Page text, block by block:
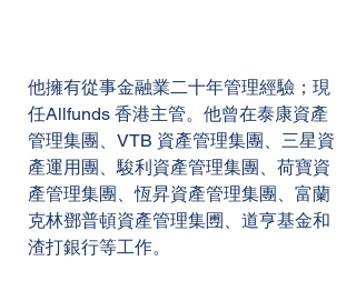
他擁有從事金融業二十年管理經驗；現
任Allfunds 香港主管。他曾在泰康資產
管理集團、VTB 資產管理集團、三星資
產運用團、駿利資產管理集團、荷寶資
產管理集團、恆昇資產管理集團、富蘭
克林鄧普頓資產管理集圑、道亨基金和
渣打銀行等工作。